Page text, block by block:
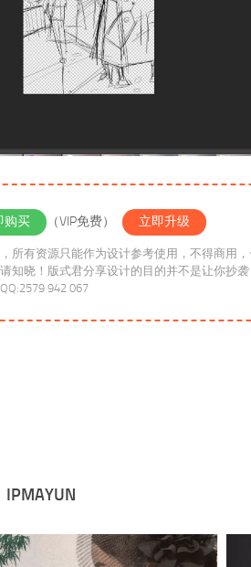
购买 （VIP免费） 立即升级
所有资源只能作为设计参考使用，不得商用，
知晓！版式君分享设计的目的并不是让你抄
维方式才是本站的核心目的！客服QQ:2579 942 067